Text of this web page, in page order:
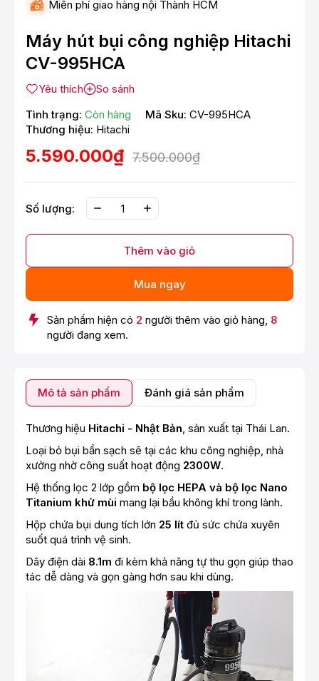
Miễn phí giao hàng nội Thành HCM
Máy hút bụi công nghiệp Hitachi
CV-995HCA
Yêu thích
So sánh
Tình trạng: Còn hàng Mã Sku: CV-995HCA
Thương hiệu: Hitachi
5.590.000₫ 7.500.000₫
Số lượng:
Thêm vào giỏ
Mua ngay
Sản phẩm hiện có 2 người thêm vào giỏ hàng, 8
người đang xem.
Mô tả sản phẩm Đánh giá sản phẩm
Thương hiệu Hitachi - Nhật Bản, sản xuất tại Thái Lan.
Loại bỏ bụi bẩn sạch sẽ tại các khu công nghiệp, nhà
xưởng nhờ công suất hoạt động 2300W.
Hệ thống lọc 2 lớp gồm bộ lọc HEPA và bộ lọc Nano
Titanium khử mùi mang lại bầu không khí trong lành.
Hộp chứa bụi dung tích lớn 25 lít đủ sức chứa xuyên
suốt quá trình vệ sinh.
Dây điện dài 8.1m đi kèm khả năng tự thu gọn giúp thao
tác dễ dàng và gọn gàng hơn sau khi dùng.